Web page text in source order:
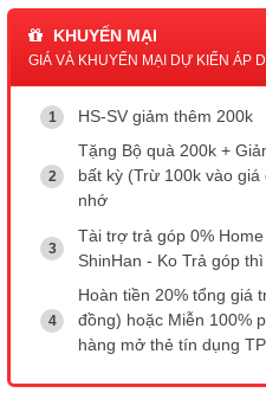
KHUYẾN MẠI
GIÁ VÀ KHUYẾN MẠI DỰ KIẾN ÁP
HS-SV giảm thêm 200k
Tặng Bộ quà 200k +
bất kỳ (Trừ 100k vào
nhớ
Tài trợ trả góp 0%
ShinHan - Ko Trả góp
Hoàn tiền 20% tổng giá
đồng) hoặc Miễn 100%
hàng mở thẻ tín dụng